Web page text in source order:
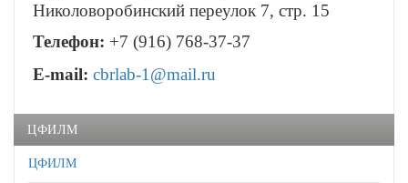
Николоворобинский переулок 7, стр. 15
Телефон: +7 (916) 768-37-37
E-mail: cbrlab-1@mail.ru
ЦФИЛМ
ЦФИЛМ